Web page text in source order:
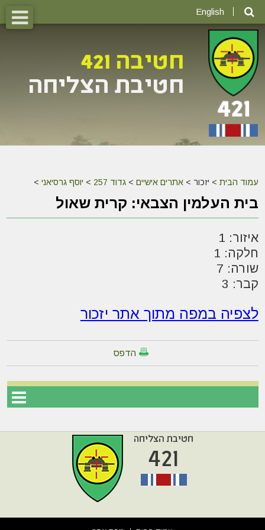
English
עמוד הבית > יזכור >אתרים אישיים >גדוד 257 > יוסף גרסיאני >
בית העלמין הצבאי: קרית שאול
איזור: 1
חלקה: 1
שורה: 7
קבר: 3
לצפיה במפה מתוך אתר יזכור
הדפס